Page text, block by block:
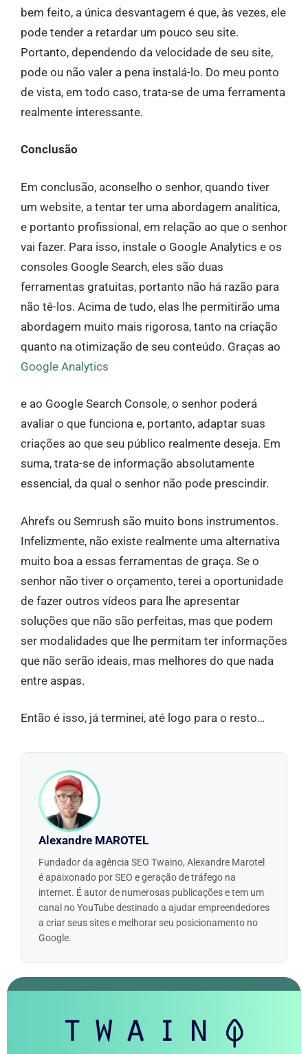
bem feito, a única desvantagem é que, às vezes, ele
pode tender a retardar um pouco seu site.
Portanto, dependendo da velocidade de seu site,
pode ou não valer a pena instalá-lo. Do meu ponto
de vista, em todo caso, trata-se de uma ferramenta
realmente interessante.
Conclusão
Em conclusão, aconselho o senhor, quando tiver
um website, a tentar ter uma abordagem analítica,
e portanto profissional, em relação ao que o senhor
vai fazer. Para isso, instale o Google Analytics e os
consoles Google Search, eles são duas
ferramentas gratuitas, portanto não há razão para
não tê-los. Acima de tudo, elas lhe permitirão uma
abordagem muito mais rigorosa, tanto na criação
quanto na otimização de seu conteúdo. Graças ao
Google Analytics
e ao Google Search Console, o senhor poderá
avaliar o que funciona e, portanto, adaptar suas
criações ao que seu público realmente deseja. Em
suma, trata-se de informação absolutamente
essencial, da qual o senhor não pode prescindir.
Ahrefs ou Semrush são muito bons instrumentos.
Infelizmente, não existe realmente uma alternativa
muito boa a essas ferramentas de graça. Se o
senhor não tiver o orçamento, terei a oportunidade
de fazer outros vídeos para lhe apresentar
soluções que não são perfeitas, mas que podem
ser modalidades que lhe permitam ter informações
que não serão ideais, mas melhores do que nada
entre aspas.
Então é isso, já terminei, até logo para o resto…
Alexandre MAROTEL
Fundador da agência SEO Twaino, Alexandre Marotel
é apaixonado por SEO e geração de tráfego na
internet. É autor de numerosas publicações e tem um
canal no YouTube destinado a ajudar empreendedores
a criar seus sites e melhorar seu posicionamento no
Google.